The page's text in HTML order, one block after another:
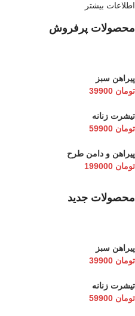
اطلاعات بیشتر
محصولات پرفروش
پیراهن سبز
تومان
تیشرت زنانه
تومان
پیراهن و دامن طرح
تومان
محصولات جدید
پیراهن سبز
تومان
تیشرت زنانه
تومان